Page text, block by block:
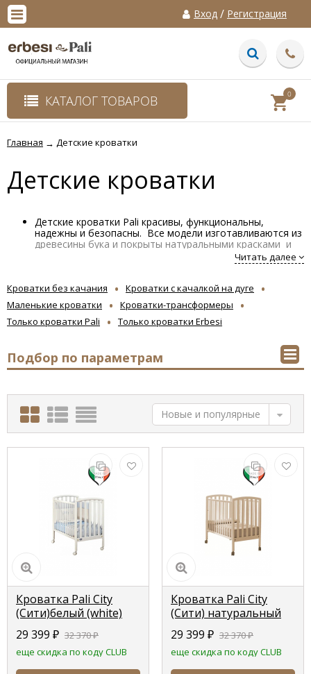
Вход / Регистрация
КАТАЛОГ ТОВАРОВ 0
Главная → Детские кроватки
Детские кроватки
Детские кроватки Pali красивы, функциональны,
надежны и безопасны. Все модели изготавливаются из
древесины бука и покрыты натуральными красками и
нетоксичными лаками . Оборудованы выдвижными
ящиками, опускающимися боковинами с уникальным
подматрасником, изготовленного из неокрашенного
бука. Вы можете выбрать кроватку с маятниковым
механизмом, с качалкой на дуге, модель без качалки,
кроватку-трансформер. Большой выбор стилей,
гармонично впишется в любой интерьер.
Кроватки ERBESI
Читать далее
Кроватки без качания
Кроватки с качалкой на дуге
Маленькие кроватки
Кроватки-трансформеры
Только кроватки Pali
Только кроватки Erbesi
Подбор по параметрам
Новые и популярные
Кроватка Pali City
(Сити)белый (white)
29 399 ₽ 32 370₽
еще скидка по коду CLUB
Кроватка Pali City
(Сити) натуральный
(natural)
29 399 ₽ 32 370₽
еще скидка по коду CLUB